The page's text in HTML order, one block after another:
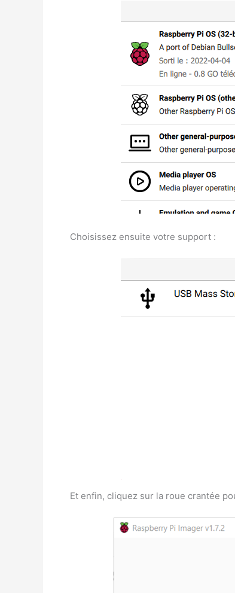
Choisissez ensuite votre support :
Et enfin, cliquez sur la roue crantée